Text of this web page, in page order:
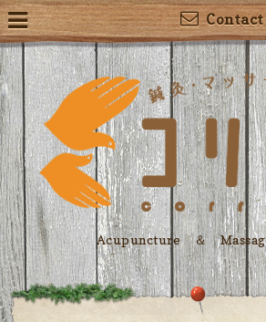
Contact
Acupuncture ＆